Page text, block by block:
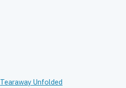
Tearaway Unfolded